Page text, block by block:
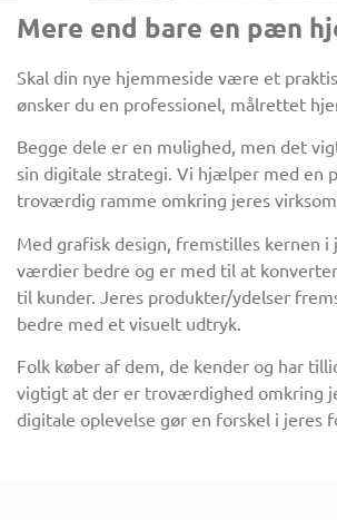
Mere end bare en pæn
Skal din nye hjemmeside være et
ønsker du en professionel, målrettet
Begge dele er en mulighed, men det
sin digitale strategi. Vi hjælper med en
troværdig ramme omkring jeres
Med grafisk design, fremstilles kernen i
værdier bedre og er med til at
til kunder. Jeres produkter/ydelser
bedre med et visuelt udtryk.
Folk køber af dem, de kender og har
vigtigt at der er troværdighed omkring
digitale oplevelse gør en forskel i jeres